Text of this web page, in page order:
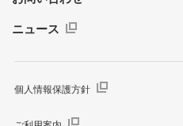
ニュース
個人情報保護方針